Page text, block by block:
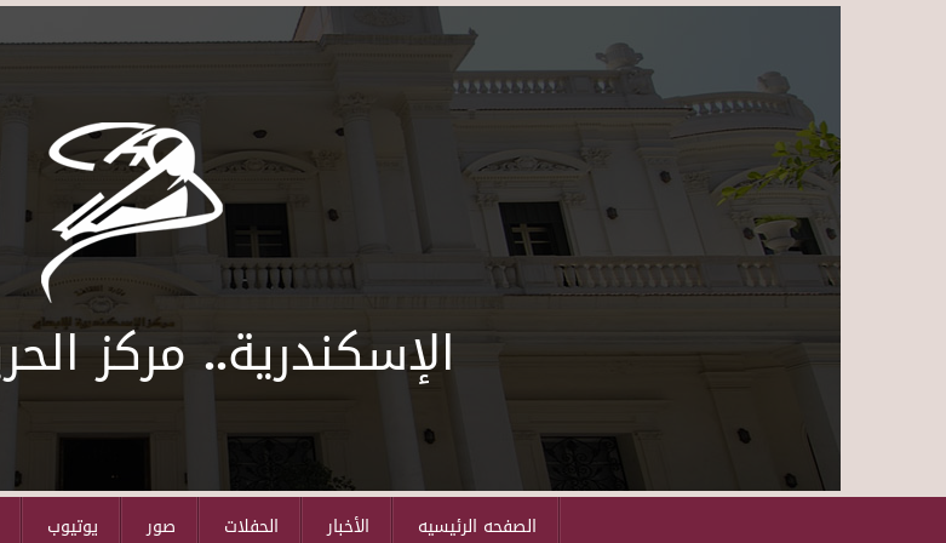
الإسكندرية.. مركز
يوتيوب صور الحفلات الأخبار الصفحه الرئيسيه